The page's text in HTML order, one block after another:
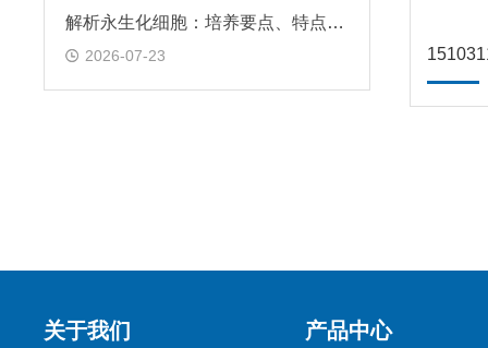
解析永生化细胞：培养要点、特点及科研应用场景
2026-07-23
关于我们 产品中心